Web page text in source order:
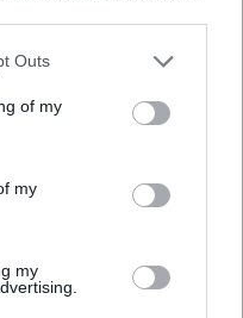
Outs
of my
my
my
em Montalegre.